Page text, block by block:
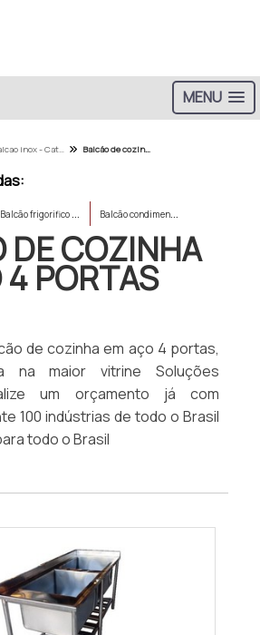
MENU
Balcao inox - Categoria Balcão de cozinha em aço 4 portas
B
alcão frigorifico 2 metros B
alcão condimentadora inox
DE COZINHA
PORTAS
de cozinha em aço 4 portas,
na maior vitrine Soluções
um orçamento já com
100 indústrias de todo o Brasil
todo o Brasil